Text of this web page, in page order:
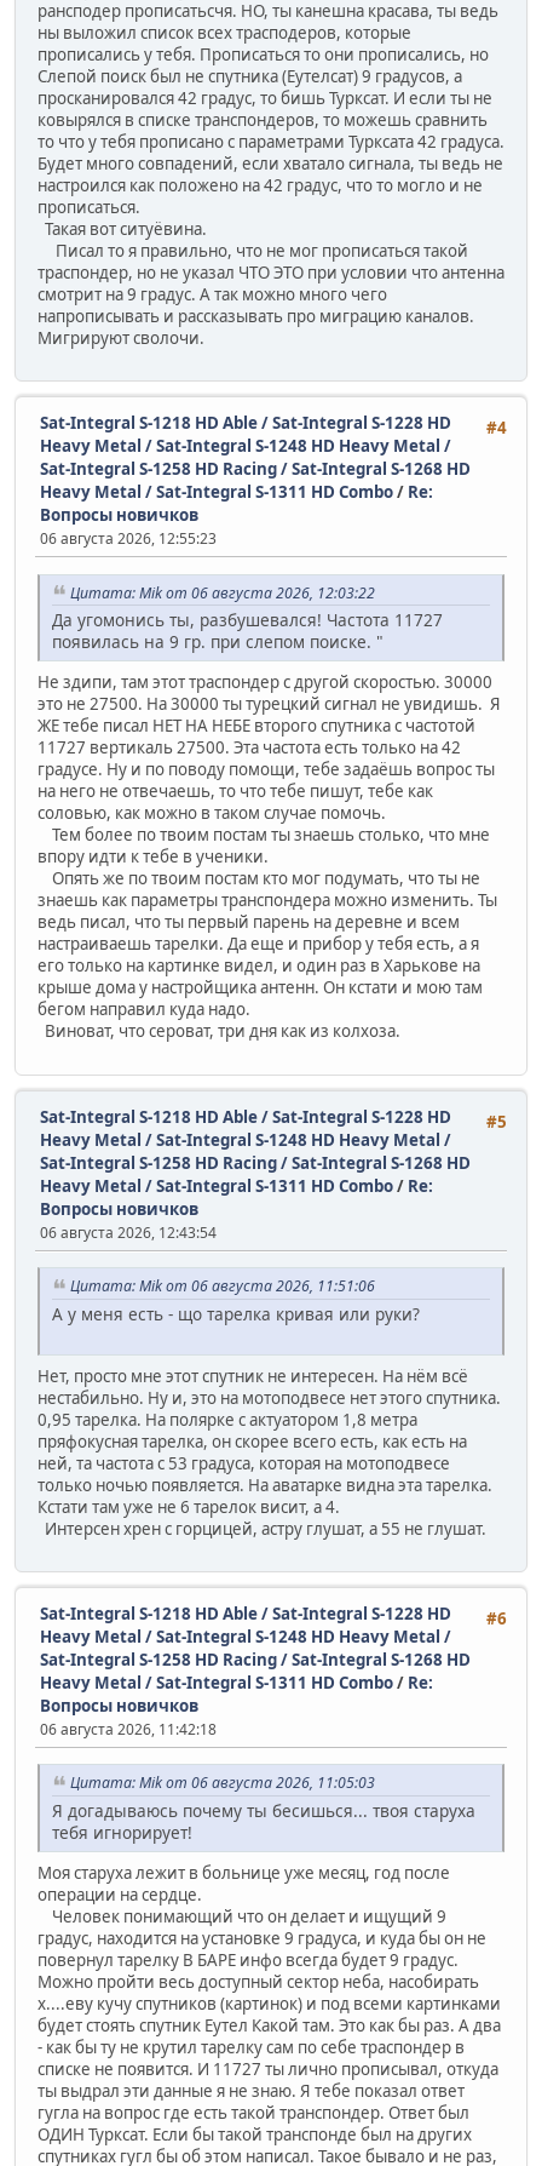
рансподер прописатьсчя. НО, ты канешна красава, ты ведь
ны выложил список всех трасподеров, которые
прописались у тебя. Прописаться то они прописались, но
Слепой поиск был не спутника (Еутелсат) 9 градусов, а
просканировался 42 градус, то бишь Турксат. И если ты не
ковырялся в списке транспондеров, то можешь сравнить
то что у тебя прописано с параметрами Турксата 42 градуса.
Будет много совпадений, если хватало сигнала, ты ведь не
настроился как положено на 42 градус, что то могло и не
прописаться.
Такая вот ситуёвина.
Писал то я правильно, что не мог прописаться такой
траспондер, но не указал ЧТО ЭТО при условии что антенна
смотрит на 9 градус. А так можно много чего
напрописывать и рассказывать про миграцию каналов.
Мигрируют сволочи.
#4
Sat-Integral S-1218 HD Able / Sat-Integral S-1228 HD
Heavy Metal / Sat-Integral S-1248 HD Heavy Metal /
Sat-Integral S-1258 HD Racing / Sat-Integral S-1268 HD
Heavy Metal / Sat-Integral S-1311 HD Combo/ Re:
Вопросы новичков
06 августа 2026, 12:55:23
Цитата: Mik от 06 августа 2026, 12:03:22
Да угомонись ты, разбушевался! Частота 11727
появилась на 9 гр. при слепом поиске. "
Не здипи, там этот траспондер с другой скоростью. 30000
это не 27500. На 30000 ты турецкий сигнал не увидишь. Я
ЖЕ тебе писал НЕТ НА НЕБЕ второго спутника с частотой
11727 вертикаль 27500. Эта частота есть только на 42
градусе. Ну и по поводу помощи, тебе задаёшь вопрос ты
на него не отвечаешь, то что тебе пишут, тебе как
соловью, как можно в таком случае помочь.
Тем более по твоим постам ты знаешь столько, что мне
впору идти к тебе в ученики.
Опять же по твоим постам кто мог подумать, что ты не
знаешь как параметры транспондера можно изменить. Ты
ведь писал, что ты первый парень на деревне и всем
настраиваешь тарелки. Да еще и прибор у тебя есть, а я
его только на картинке видел, и один раз в Харькове на
крыше дома у настройщика антенн. Он кстати и мою там
бегом направил куда надо.
Виноват, что сероват, три дня как из колхоза.
#5
Sat-Integral S-1218 HD Able / Sat-Integral S-1228 HD
Heavy Metal / Sat-Integral S-1248 HD Heavy Metal /
Sat-Integral S-1258 HD Racing / Sat-Integral S-1268 HD
Heavy Metal / Sat-Integral S-1311 HD Combo/ Re:
Вопросы новичков
06 августа 2026, 12:43:54
Цитата: Mik от 06 августа 2026, 11:51:06
А у меня есть - що тарелка кривая или руки?
Нет, просто мне этот спутник не интересен. На нём всё
нестабильно. Ну и, это на мотоподвесе нет этого спутника.
0,95 тарелка. На полярке с актуатором 1,8 метра
пряфокусная тарелка, он скорее всего есть, как есть на
ней, та частота с 53 градуса, которая на мотоподвесе
только ночью появляется. На аватарке видна эта тарелка.
Кстати там уже не 6 тарелок висит, а 4.
Интерсен хрен с горцицей, астру глушат, а 55 не глушат.
#6
Sat-Integral S-1218 HD Able / Sat-Integral S-1228 HD
Heavy Metal / Sat-Integral S-1248 HD Heavy Metal /
Sat-Integral S-1258 HD Racing / Sat-Integral S-1268 HD
Heavy Metal / Sat-Integral S-1311 HD Combo/ Re:
Вопросы новичков
06 августа 2026, 11:42:18
Цитата: Mik от 06 августа 2026, 11:05:03
Я догадываюсь почему ты бесишься... твоя старуха
тебя игнорирует!
Моя старуха лежит в больнице уже месяц, год после
операции на сердце.
Человек понимающий что он делает и ищущий 9
градус, находится на установке 9 градуса, и куда бы он не
повернул тарелку В БАРЕ инфо всегда будет 9 градус.
Можно пройти весь доступный сектор неба, насобирать
х....еву кучу спутников (картинок) и под всеми картинками
будет стоять спутник Еутел Какой там. Это как бы раз. А два
- как бы ту не крутил тарелку сам по себе траспондер в
списке не появится. И 11727 ты лично прописывал, откуда
ты выдрал эти данные я не знаю. Я тебе показал ответ
гугла на вопрос где есть такой транспондер. Ответ был
ОДИН Турксат. Если бы такой транспонде был на других
спутниках гугл бы об этом написал. Такое бывало и не раз,